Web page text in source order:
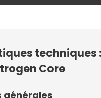
techniques
Core
générales